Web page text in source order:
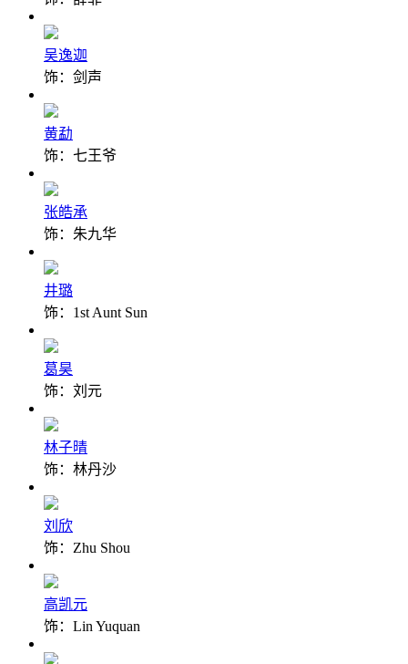
吴逸迦
饰：剑声
黄勐
饰：七王爷
张皓承
饰：朱九华
井璐
饰：1st Aunt Sun
葛昊
饰：刘元
林子晴
饰：林丹沙
刘欣
饰：Zhu Shou
高凯元
饰：Lin Yuquan